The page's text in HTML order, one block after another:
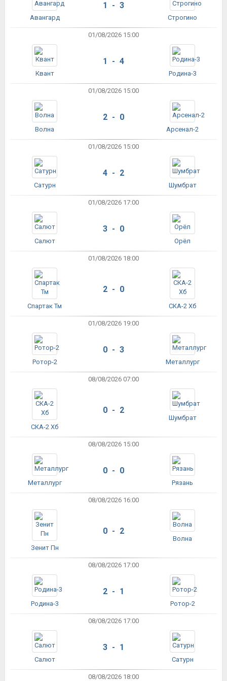
Авангард
1 - 3
Строгино
01/08/2026 15:00
Квант
1 - 4
Родина-3
01/08/2026 15:00
Волна
2 - 0
Арсенал-2
01/08/2026 15:00
Сатурн
4 - 2
Шумбрат
01/08/2026 17:00
Салют
3 - 0
Орёл
01/08/2026 18:00
Спартак Тм
2 - 0
СКА-2 Хб
01/08/2026 19:00
Ротор-2
0 - 3
Металлург
08/08/2026 07:00
СКА-2 Хб
0 - 2
Шумбрат
08/08/2026 15:00
Металлург
0 - 0
Рязань
08/08/2026 16:00
Зенит Пн
0 - 2
Волна
08/08/2026 17:00
Родина-3
2 - 1
Ротор-2
08/08/2026 17:00
Салют
3 - 1
Сатурн
08/08/2026 18:00